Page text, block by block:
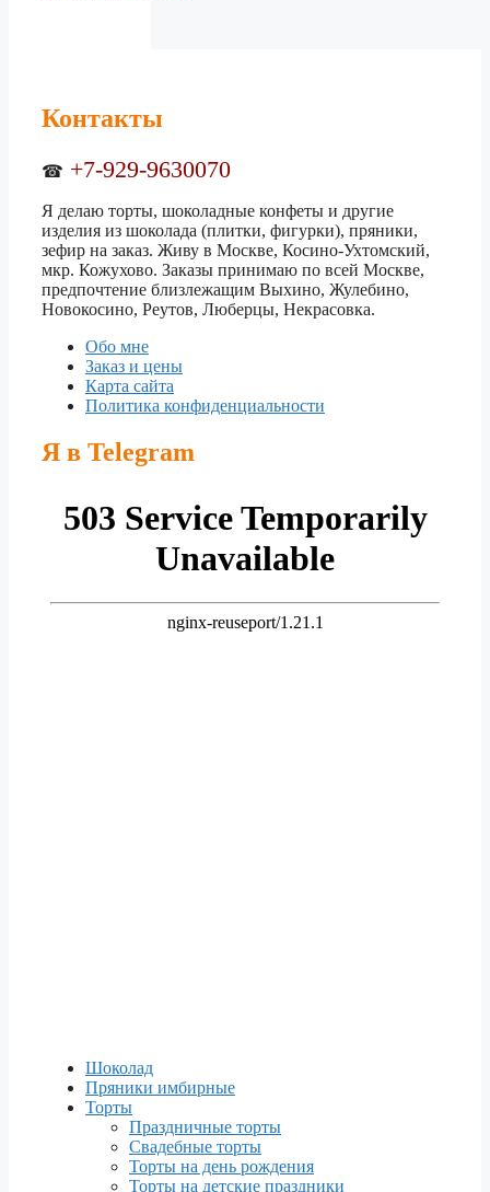
Контакты
☎ +7-929-9630070
Я делаю торты, шоколадные конфеты и другие
изделия из шоколада (плитки, фигурки), пряники,
зефир на заказ. Живу в Москве, Косино-Ухтомский,
мкр. Кожухово. Заказы принимаю по всей Москве,
предпочтение близлежащим Выхино, Жулебино,
Новокосино, Реутов, Люберцы, Некрасовка.
Обо мне
Заказ и цены
Карта сайта
Политика конфиденциальности
Я в Telegram
Шоколад
Пряники имбирные
Торты
Праздничные торты
Свадебные торты
Торты на день рождения
Торты на детские праздники